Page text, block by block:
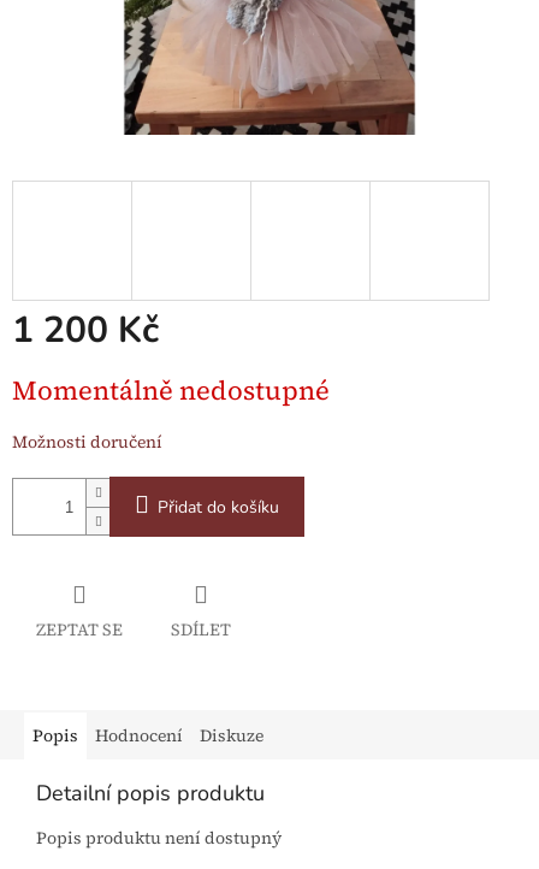
1 200 Kč
cena:
Momentálně nedostupné
Možnosti doručení
Přidat do košíku
ZEPTAT SE SDÍLET
Popis Hodnocení Diskuze
Detailní popis produktu
Popis produktu není dostupný